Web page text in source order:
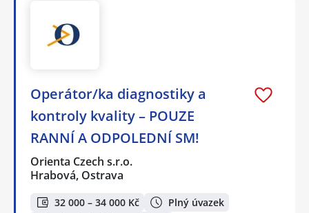
Operátor/ka diagnostiky a
kontroly kvality – POUZE
RANNÍ A ODPOLEDNÍ SM!
Orienta Czech s.r.o.
Hrabová, Ostrava
32 000 – 34 000 Kč
Plný úvazek